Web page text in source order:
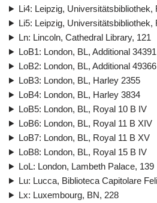
Li4: Leipzig, Universitätsbibliothek,
Li5: Leipzig, Universitätsbibliothek,
Ln: Lincoln, Cathedral Library, 121
LoB1: London, BL, Additional 34391
LoB2: London, BL, Additional
LoB3: London, BL, Harley 2355
LoB4: London, BL, Harley 3834
LoB5: London, BL, Royal 10 B IV
LoB6: London, BL, Royal 11 B XIV
LoB7: London, BL, Royal 11 B XV
LoB8: London, BL, Royal 15 B IV
LoL: London, Lambeth Palace, 139
Lu: Lucca, Biblioteca Capitolare
Lx: Luxembourg, BN, 228